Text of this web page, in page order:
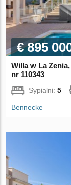
€ 895
Willa w La
nr 110343
Sypialni:5
Bennecke